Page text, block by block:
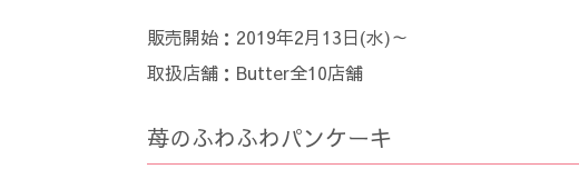
販売開始：2019年2月13日(水)～
取扱店舗：Butter全10店舗
苺のふわふわパンケーキ